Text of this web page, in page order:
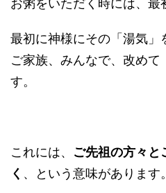
お粥をいただく時には、最
最初に神様にその「湯気」
ご家族、みんなで、改めて
す。
これには、 ご先祖の方々と
く 、という意味があります。